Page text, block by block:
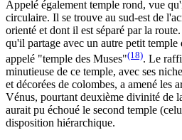
Appelé également temple rond, vue
circulaire. Il se trouve au sud-est de
orienté et dont il est séparé par la
qu'il partage avec un autre petit temple
appelé "temple des Muses"(18). Le
minutieuse de ce temple, avec ses
et décorées de colombes, a amené les
Vénus, pourtant deuxième divinité de
aurait pu échoué le second temple
disposition hiérarchique.